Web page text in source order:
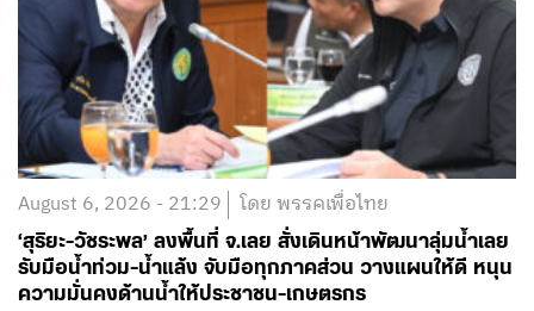
August 6, 2026 - 21:29 โดย พรรคเพื่อไทย
‘สุริยะ-วัชระพล’ ลงพื้นที่ จ.เลย สั่งเดินหน้าพัฒนาลุ่มน้ำเลย
รับมือน้ำท่วม-น้ำแล้ง จับมือทุกภาคส่วน วางแผนให้ดี หนุน
ความมั่นคงด้านน้ำให้ประชาชน-เกษตรกร